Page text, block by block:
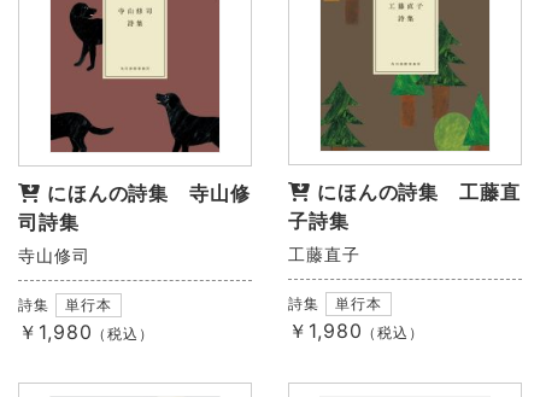
にほんの詩集 寺山修
司詩集
寺山修司
詩集 単行本
￥1,980 （税込）
にほんの詩集 工藤直
子詩集
工藤直子
詩集 単行本
￥1,980 （税込）